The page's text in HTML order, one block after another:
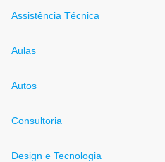
Assistência Técnica
Aulas
Autos
Consultoria
Design e Tecnologia